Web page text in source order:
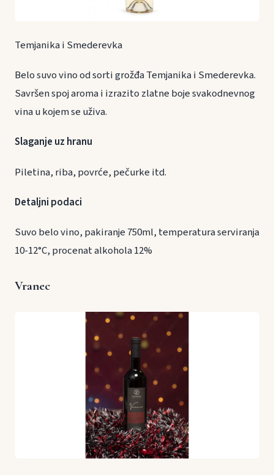
Temjanika i Smederevka
Belo suvo vino od sorti grožđa Temjanika i Smederevka.
Savršen spoj aroma i izrazito zlatne boje svakodnevnog
vina u kojem se uživa.
Slaganje uz hranu
Piletina, riba, povrće, pečurke itd.
Detaljni podaci
Suvo belo vino, pakiranje 750ml, temperatura serviranja
10-12°C, procenat alkohola 12%
Vranec